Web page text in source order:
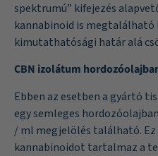
spektrumú” kifejezés
kannabinoid is megtalálható
kimutathatósági határ alá
CBN izolátum
Ebben az esetben a gyártó
egy semleges
/ ml megjelölés található.
kannabinoidot tartalmaz a